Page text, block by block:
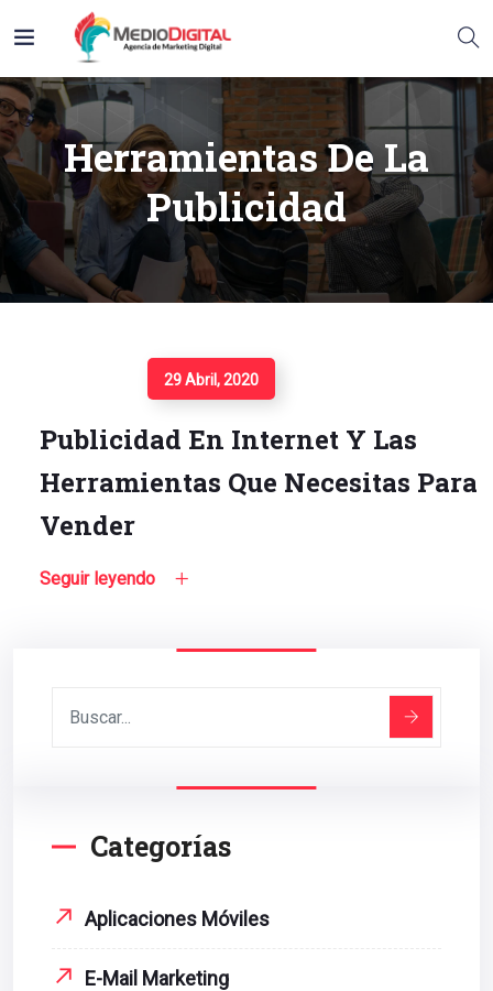
Herramientas De La
Publicidad
29 Abril, 2020
Publicidad En Internet Y Las
Herramientas Que Necesitas Para
Vender
Seguir leyendo
Categorías
Aplicaciones Móviles
E-Mail Marketing